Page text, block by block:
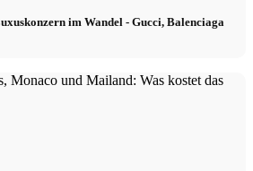
im Wandel - Gucci, Balenciaga